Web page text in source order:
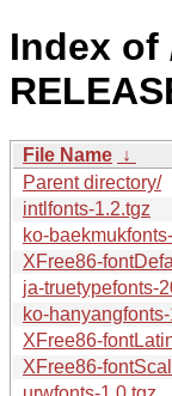
Index of
File Name ↓
Parent directory/
intlfonts-1.2.tgz
ko-
XFree86-
ja-truetypefonts-
ko-
XFree86-
XFree86-